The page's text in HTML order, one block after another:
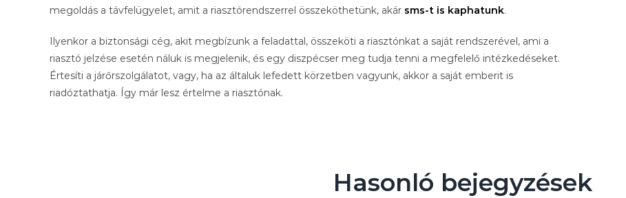
megoldás a távfelügyelet, amit a riasztórendszerrel összeköthetünk, akár sms-t is kaphatunk.
Ilyenkor a biztonsági cég, akit megbízunk a feladattal, összeköti a riasztónkat a saját rendszerével, ami a
riasztó jelzése esetén náluk is megjelenik, és egy diszpécser meg tudja tenni a megfelelő intézkedéseket.
Értesíti a járőrszolgálatot, vagy, ha az általuk lefedett körzetben vagyunk, akkor a saját emberit is
riadóztathatja. Így már lesz értelme a riasztónak.
Hasonló bejegyzések